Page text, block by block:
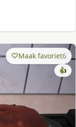
Maak favoriet6
👍